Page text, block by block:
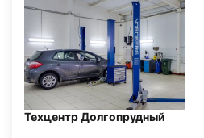
Техцентр Долгопрудный